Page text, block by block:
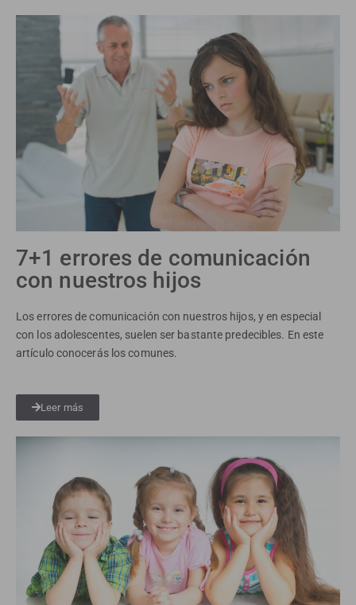
7+1 errores de comunicación
con nuestros hijos
Los errores de comunicación con nuestros hijos, y en especial
con los adolescentes, suelen ser bastante predecibles. En este
artículo conocerás los comunes.
Leer más